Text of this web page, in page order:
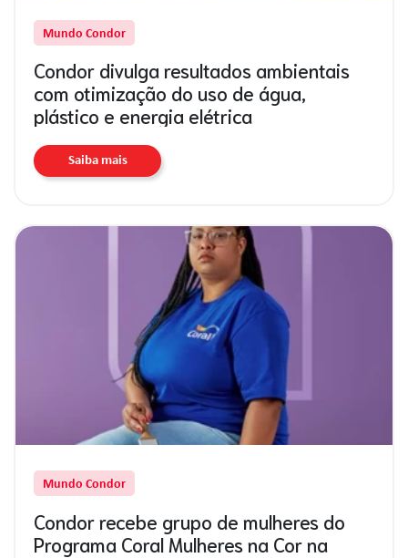
Mundo Condor
Condor divulga resultados ambientais
com otimização do uso de água,
plástico e energia elétrica
Saiba mais
Mundo Condor
Condor recebe grupo de mulheres do
Programa Coral Mulheres na Cor na